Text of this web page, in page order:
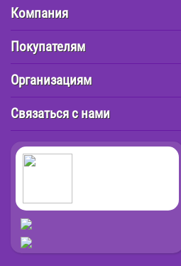
Компания
Покупателям
Организациям
Связаться с нами